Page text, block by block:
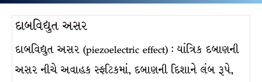
દાબવિદ્યુત અસર
દાબવિદ્યુત અસર (piezoelectric effect) : યાંત્રિક દબાણની
અસર નીચે અવાહક સ્ફટિકમાં, દબાણની દિશાને લંબ રૂપે,